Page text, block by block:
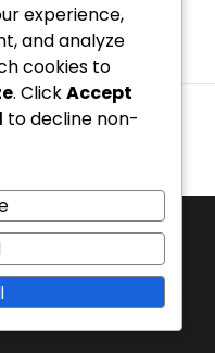
experience,
and analyze
cookies to
. ClickAccept
to decline non-